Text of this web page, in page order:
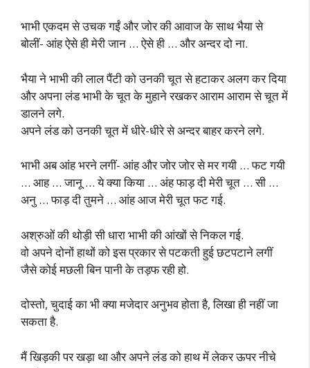
भाभी एकदम से उचक गईं और जोर की आवाज के साथ भैया से
बोलीं- आंह ऐसे ही मेरी जान … ऐसे ही … और अन्दर दो ना.
भैया ने भाभी की लाल पैंटी को उनकी चूत से हटाकर अलग कर दिया
और अपना लंड भाभी के चूत के मुहाने रखकर आराम आराम से चूत में
डालने लगे.
अपने लंड को उनकी चूत में धीरे-धीरे से अन्दर बाहर करने लगे.
भाभी अब आंह भरने लगीं- आंह और जोर जोर से मर गयी … फट गयी
… आह … जानू … ये क्या किया … अंह फाड़ दी मेरी चूत … सी …
अनु … फाड़ दी तुमने … आंह आज मेरी चूत फट गई.
अश्रुओं की थोड़ी सी धारा भाभी की आंखों से निकल गई.
वो अपने दोनों हाथों को इस प्रकार से पटकती हुई छटपटाने लगीं
जैसे कोई मछली बिन पानी के तड़फ रही हो.
दोस्तो, चुदाई का भी क्या मजेदार अनुभव होता है, लिखा ही नहीं जा
सकता है.
मैं खिड़की पर खड़ा था और अपने लंड को हाथ में लेकर ऊपर नीचे